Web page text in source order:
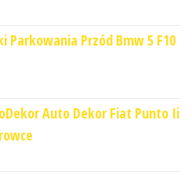
Parkowania Przód Bmw 5 F10
Auto Dekor Fiat Punto Ii